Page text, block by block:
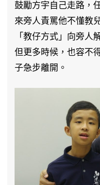
鼓勵方宇自己走路，
來旁人責罵他不懂教
「教仔方式」向旁人
但更多時候，也容不
子急步離開。